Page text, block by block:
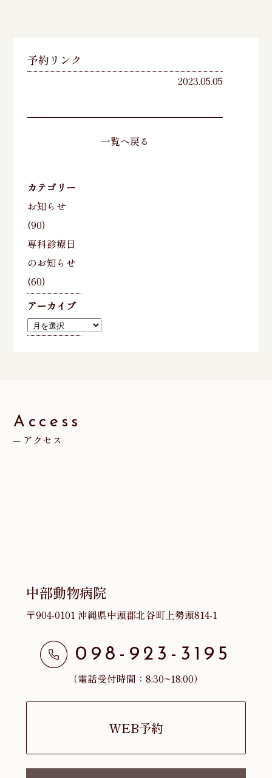
予約リンク
2023.05.05
一覧へ戻る
カテゴリー
お知らせ
(90)
専科診療日
のお知らせ
(60)
アーカイブ
ア
Access
アクセス
中部動物病院
〒904-0101 沖縄県中頭郡北谷町上勢頭814-1
098-923-3195
（電話受付時間：8:30~18:00）
WEB予約